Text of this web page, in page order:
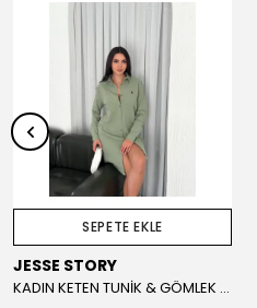
SEPETE EKLE
JESSE STORY
KADIN KETEN TUNİK & GÖMLEK ELBİSE NAKIŞ DETAYLI %100 PAMUK KUMAŞ KOD:JS26GOMLEKELBİSE